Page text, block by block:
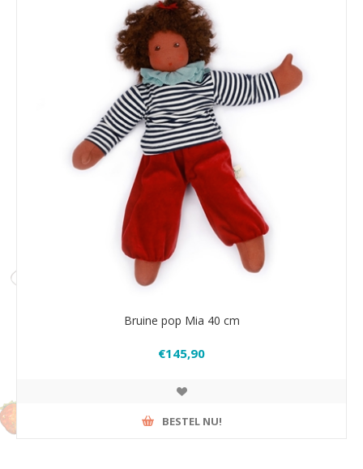
Bruine pop Mia 40 cm
€145,90
BESTEL NU!